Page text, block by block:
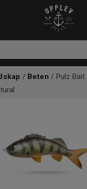
/ Beten / Pulz Bait